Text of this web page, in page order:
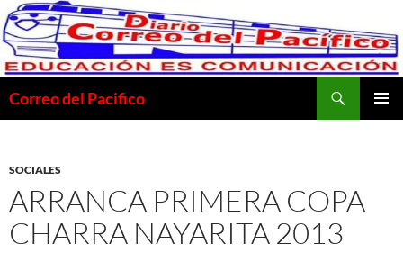
Saltar
al
contenido
Correo del Pacifico
SOCIALES
ARRANCA PRIMERA COPA
CHARRA NAYARITA 2013